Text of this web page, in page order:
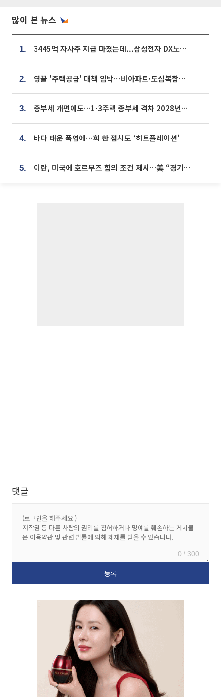
많이 본 뉴스
1. 3445억 자사주 지급 마쳤는데...삼성전자 DX노조, 뒤늦은 '떼쓰기 집회'
2. 영끌 '주택공급' 대책 임박⋯비아파트·도심복합까지 총동원
3. 종부세 개편에도…1·3주택 종부세 격차 2028년부터 확대
4. 바다 태운 폭염에…회 한 접시도 ‘히트플레이션’
5. 이란, 미국에 호르무즈 합의 조건 제시…美 “경기 아직 안 끝나” [종합]
댓글
0 / 300